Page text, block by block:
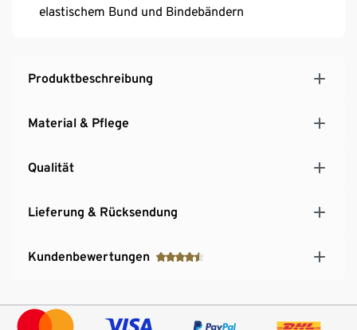
elastischem Bund und Bindebändern
Produktbeschreibung
Material & Pflege
Qualität
Lieferung & Rücksendung
Kundenbewertungen